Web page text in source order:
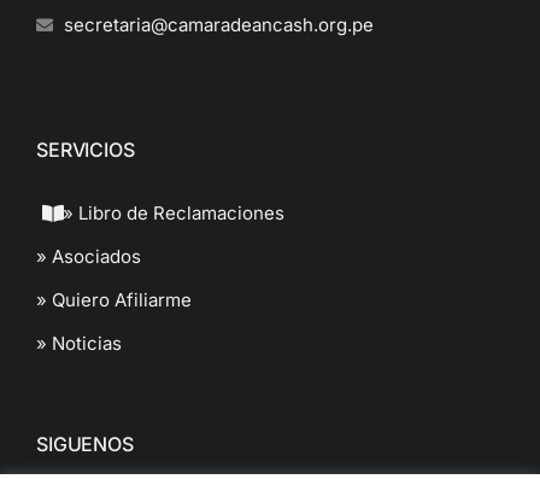
secretaria@camaradeancash.org.pe
SERVICIOS
» Libro de Reclamaciones
» Asociados
» Quiero Afiliarme
» Noticias
SIGUENOS